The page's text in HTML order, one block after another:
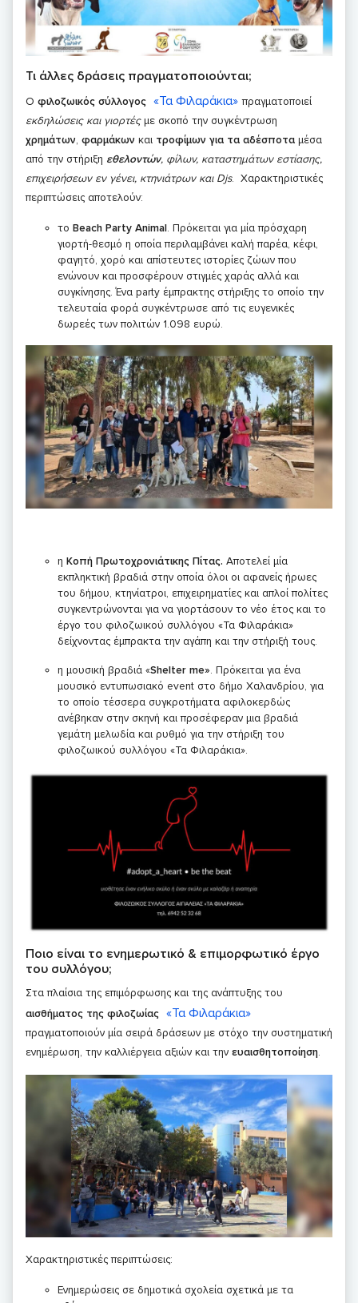
Τι άλλες δράσεις πραγματοποιούνται;
Ο φιλοζωικός σύλλογος «Τα Φιλαράκια» πραγματοποιεί
εκδηλώσεις και γιορτέςμε σκοπό την συγκέντρωση
χρημάτων, φαρμάκων και τροφίμων για τα αδέσποτα μέσα
από την στήριξη εθελοντών, φίλων, καταστημάτων εστίασης,
επιχειρήσεων εν γένει, κτηνιάτρων και Djs. Χαρακτηριστικές
περιπτώσεις αποτελούν:
το Beach Party Animal. Πρόκειται για μία πρόσχαρη
γιορτή-θεσμό η οποία περιλαμβάνει καλή παρέα, κέφι,
φαγητό, χορό και απίστευτες ιστορίες ζώων που
ενώνουν και προσφέρουν στιγμές χαράς αλλά και
συγκίνησης. Ένα party έμπρακτης στήριξης το οποίο την
τελευταία φορά συγκέντρωσε από τις ευγενικές
δωρεές των πολιτών 1.098 ευρώ.
η Κοπή Πρωτοχρονιάτικης Πίτας. Αποτελεί μία
εκπληκτική βραδιά στην οποία όλοι οι αφανείς ήρωες
του δήμου, κτηνίατροι, επιχειρηματίες και απλοί πολίτες
συγκεντρώνονται για να γιορτάσουν το νέο έτος και το
έργο του φιλοζωικού συλλόγου «Τα Φιλαράκια»
δείχνοντας έμπρακτα την αγάπη και την στήριξή τους.
η μουσική βραδιά «Shelter me». Πρόκειται για ένα
μουσικό εντυπωσιακό event στο δήμο Χαλανδρίου, για
το οποίο τέσσερα συγκροτήματα αφιλοκερδώς
ανέβηκαν στην σκηνή και προσέφεραν μια βραδιά
γεμάτη μελωδία και ρυθμό για την στήριξη του
φιλοζωικού συλλόγου «Τα Φιλαράκια».
Ποιο είναι το ενημερωτικό & επιμορφωτικό έργο
του συλλόγου;
Στα πλαίσια της επιμόρφωσης και της ανάπτυξης του
αισθήματος της φιλοζωίας «Τα Φιλαράκια»
πραγματοποιούν μία σειρά δράσεων με στόχο την συστηματική
ενημέρωση, την καλλιέργεια αξιών και την ευαισθητοποίηση.
Χαρακτηριστικές περιπτώσεις:
Ενημερώσεις σε δημοτικά σχολεία σχετικά με τα